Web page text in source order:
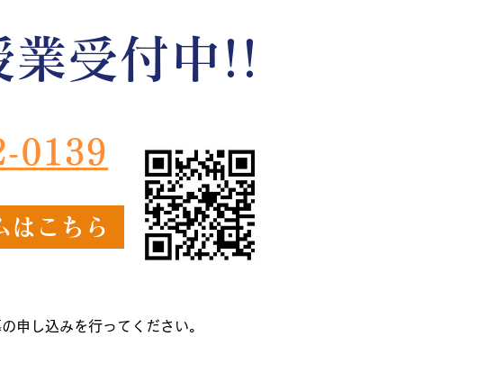
業受付中!!
0139
はこちら
申し込みを行ってください。